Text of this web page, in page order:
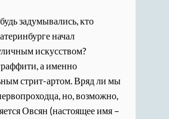
задумывались, кто
начал
искусством?
а именно
стрит-артом. Вряд ли мы
но, возможно,
Овсян (настоящее имя –